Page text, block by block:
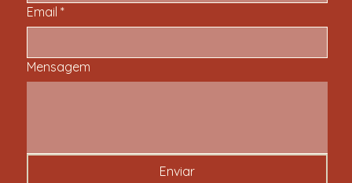
Email *
Mensagem
Enviar